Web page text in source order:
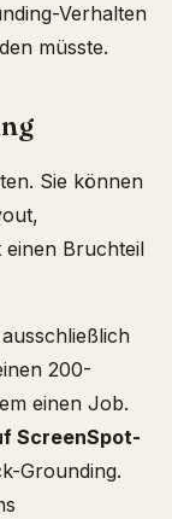
Verhalten
müsste.
Sie können
Bruchteil
200-
einen Job.
ScreenSpot-
Grounding.